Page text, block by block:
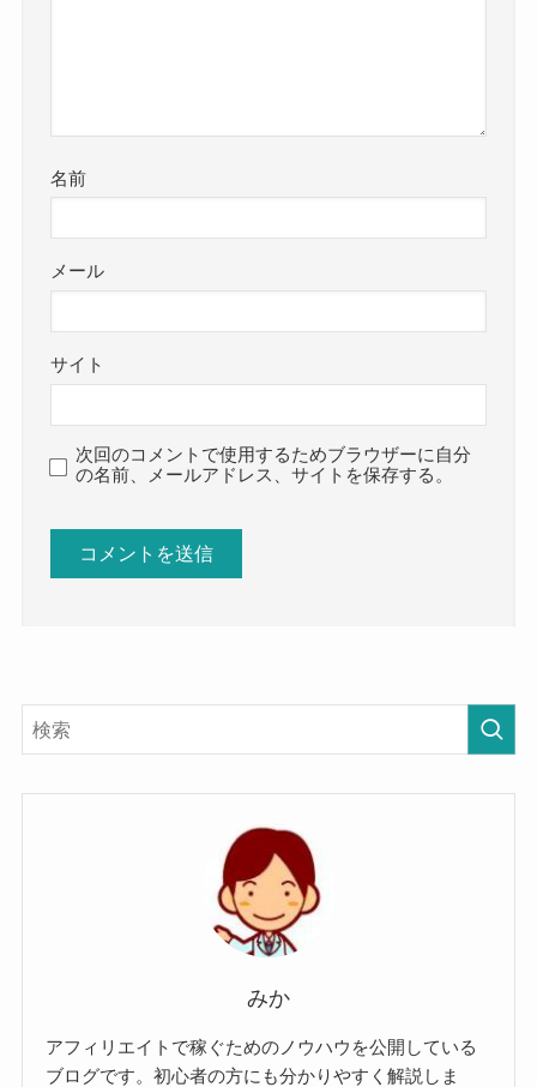
名前
メール
サイト
次回のコメントで使用するためブラウザーに自分
の名前、メールアドレス、サイトを保存する。
みか
アフィリエイトで稼ぐためのノウハウを公開している
ブログです。初心者の方にも分かりやすく解説しま